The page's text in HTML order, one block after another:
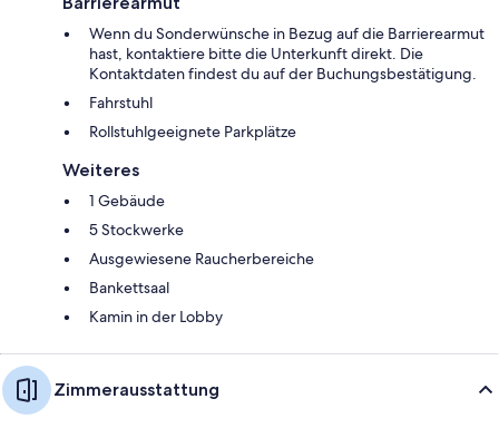
Wenn du Sonderwünsche in Bezug auf die Barrierearmut
hast, kontaktiere bitte die Unterkunft direkt. Die
Kontaktdaten findest du auf der Buchungsbestätigung.
Fahrstuhl
Rollstuhlgeeignete Parkplätze
Weiteres
1 Gebäude
5 Stockwerke
Ausgewiesene Raucherbereiche
Bankettsaal
Kamin in der Lobby
Zimmerausstattung